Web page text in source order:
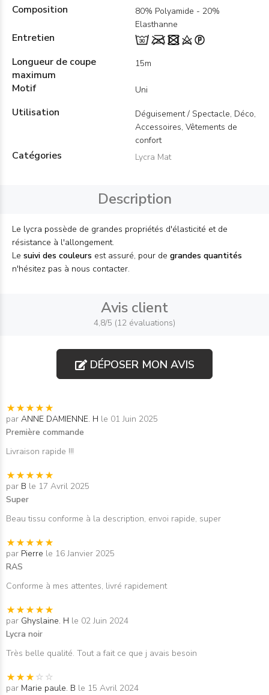
Composition
80% Polyamide - 20%
Elasthanne
Entretien
Longueur de coupe
maximum
15m
Motif Uni
Utilisation
Déguisement / Spectacle, Déco,
Accessoires, Vêtements de
confort
Catégories Lycra Mat
Description
Le lycra possède de grandes propriétés d'élasticité et de
résistance à l'allongement.
Le suivi des couleurs est assuré, pour de grandes quantités
n'hésitez pas à nous contacter.
Avis client
4,8/5 (12 évaluations)
DÉPOSER MON AVIS
par ANNE DAMIENNE. H le 01 Juin 2025
Première commande
Livraison rapide !!!
par B le 17 Avril 2025
Super
Beau tissu conforme à la description, envoi rapide, super
par Pierre le 16 Janvier 2025
RAS
Conforme à mes attentes, livré rapidement
par Ghyslaine. H le 02 Juin 2024
Lycra noir
Très belle qualité. Tout a fait ce que j avais besoin
par Marie paule. B le 15 Avril 2024